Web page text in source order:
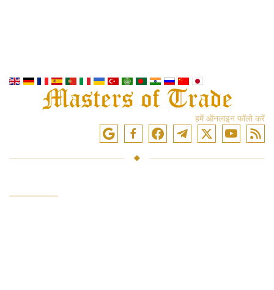
हमें ऑनलाइन फॉलो करें